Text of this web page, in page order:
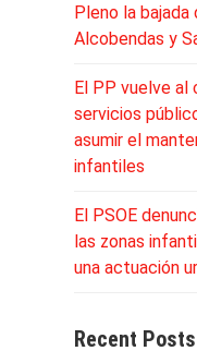
Pleno la
Alcobendas y
El PP vuelve al
servicios
asumir el
infantiles
El PSOE
las zonas
una actuación
Recent Posts